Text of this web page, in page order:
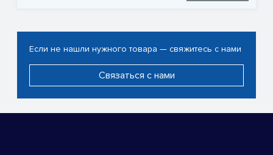
Если не нашли нужного товара — свяжитесь с нами
Связаться с нами